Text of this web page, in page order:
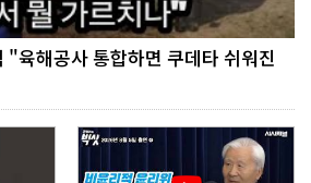
"육해공사 통합하면 쿠데타 쉬워진